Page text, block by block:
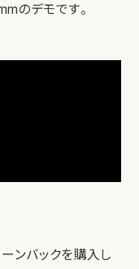
のデモです。
ンバックを購入し